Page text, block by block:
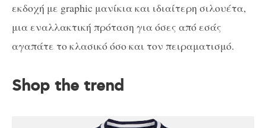
εκδοχή με graphic μανίκια και ιδιαίτερη σιλουέτα,
μια εναλλακτική πρόταση για όσες από εσάς
αγαπάτε το κλασικό όσο και τον πειραματισμό.
Shop the trend